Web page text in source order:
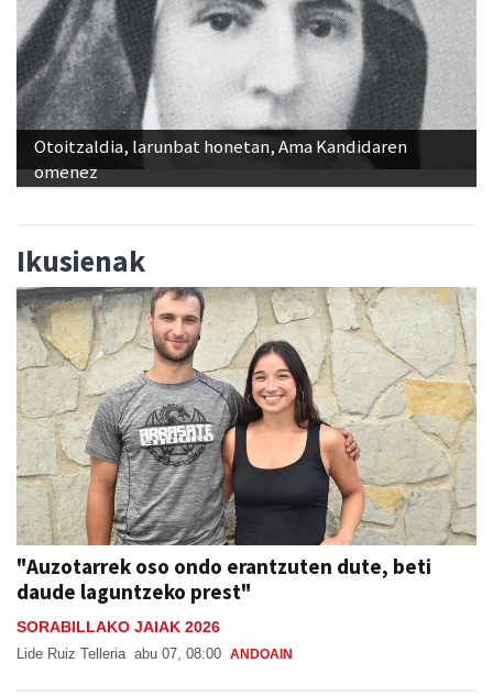
Otoitzaldia, larunbat honetan, Ama Kandidaren
omenez
Ikusienak
"Auzotarrek oso ondo erantzuten dute, beti
daude laguntzeko prest"
SORABILLAKO JAIAK 2026
Lide Ruiz Telleria abu 07, 08:00 ANDOAIN